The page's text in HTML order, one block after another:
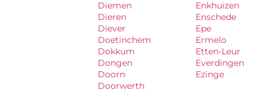
Diemen
Dieren
Diever
Doetinchem
Dokkum
Dongen
Doorn
Doorwerth
Enkhuizen
Enschede
Epe
Ermelo
Etten-Leur
Everdingen
Ezinge